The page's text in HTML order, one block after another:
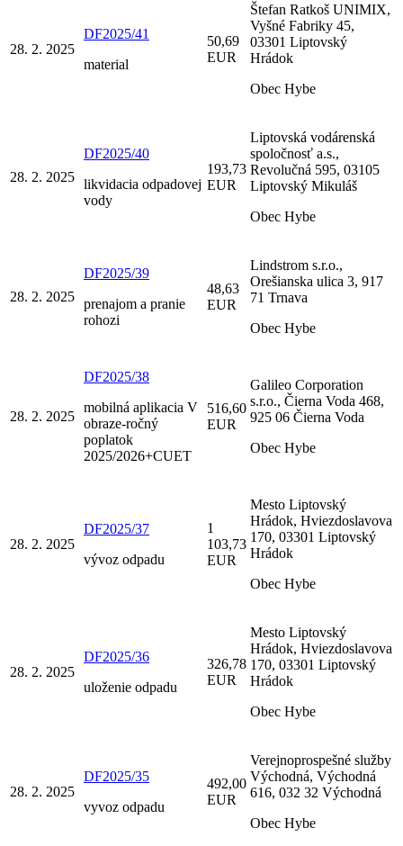
28. 2. 2025
DF2025/41
material
50,69
EUR
Štefan Ratkoš UNIMIX,
Vyšné Fabriky 45,
03301 Liptovský
Hrádok
Obec Hybe
28. 2. 2025
DF2025/40
likvidacia odpadovej
vody
193,73
EUR
Liptovská vodárenská
spoločnosť a.s.,
Revolučná 595, 03105
Liptovský Mikuláš
Obec Hybe
28. 2. 2025
DF2025/39
prenajom a pranie
rohozi
48,63
EUR
Lindstrom s.r.o.,
Orešianska ulica 3, 917
71 Trnava
Obec Hybe
28. 2. 2025
DF2025/38
mobilná aplikacia V
obraze-ročný
poplatok
2025/2026+CUET
516,60
EUR
Galileo Corporation
s.r.o., Čierna Voda 468,
925 06 Čierna Voda
Obec Hybe
28. 2. 2025
DF2025/37
vývoz odpadu
1
103,73
EUR
Mesto Liptovský
Hrádok, Hviezdoslavova
170, 03301 Liptovský
Hrádok
Obec Hybe
28. 2. 2025
DF2025/36
uloženie odpadu
326,78
EUR
Mesto Liptovský
Hrádok, Hviezdoslavova
170, 03301 Liptovský
Hrádok
Obec Hybe
28. 2. 2025
DF2025/35
vyvoz odpadu
492,00
EUR
Verejnoprospešné služby
Východná, Východná
616, 032 32 Východná
Obec Hybe